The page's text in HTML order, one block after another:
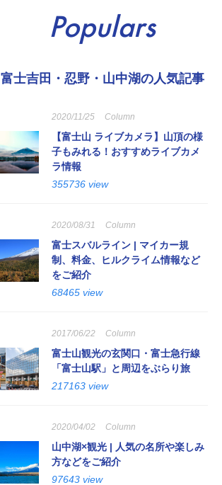
Populars
富士吉田・忍野・山中湖の人気記事
2020/11/25 Column
【富士山 ライブカメラ】山頂の様
子もみれる！おすすめライブカメ
ラ情報
355736 view
2020/08/31 Column
富士スバルライン | マイカー規
制、料金、ヒルクライム情報など
をご紹介
68465 view
2017/06/22 Column
富士山観光の玄関口・富士急行線
「富士山駅」と周辺をぶらり旅
217163 view
2020/04/02 Column
山中湖×観光 | 人気の名所や楽しみ
方などをご紹介
97643 view